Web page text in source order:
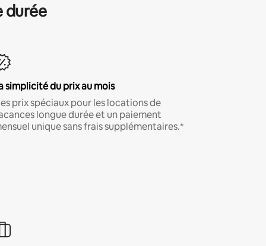
durée
simplicité du prix au mois
prix spéciaux pour les locations de
longue durée et un paiement
unique sans frais supplémentaires.*